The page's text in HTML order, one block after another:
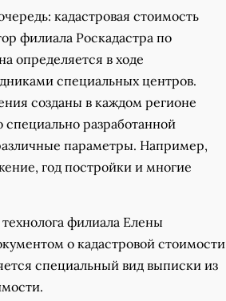
кадастровая стоимость
филиала Роскадастра по
определяется в ходе
специальных центров.
созданы в каждом регионе
разработанной
параметры. Например,
год постройки и многие
филиала Елены
о кадастровой стоимости
специальный вид выписки из